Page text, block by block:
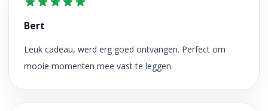
Bert
Leuk cadeau, werd erg goed ontvangen. Perfect om
mooie momenten mee vast te leggen.